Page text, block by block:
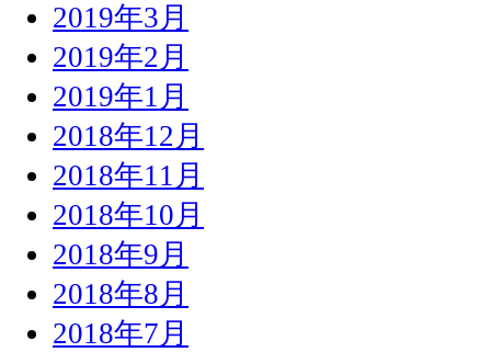
2019年3月
2019年2月
2019年1月
2018年12月
2018年11月
2018年10月
2018年9月
2018年8月
2018年7月